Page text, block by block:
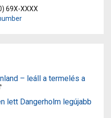
69X-XXXX
– leáll a termelés a
lett Dangerholm legújabb